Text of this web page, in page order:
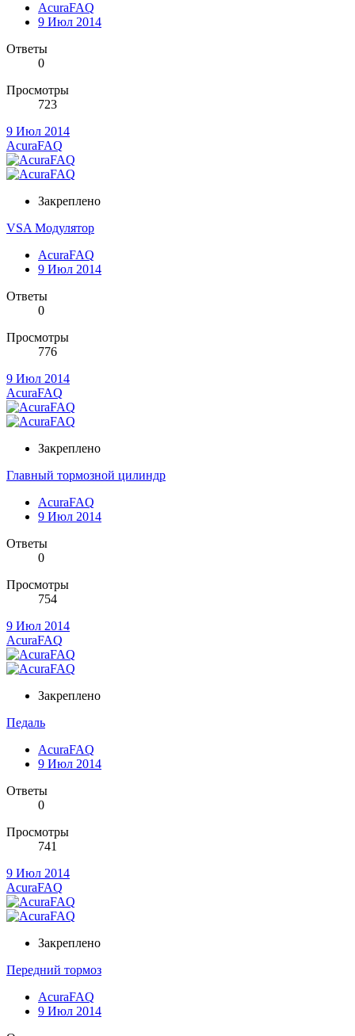
AcuraFAQ
9 Июл 2014
Ответы
0
Просмотры
723
9 Июл 2014
AcuraFAQ
Закреплено
VSA Модулятор
AcuraFAQ
9 Июл 2014
Ответы
0
Просмотры
776
9 Июл 2014
AcuraFAQ
Закреплено
Главный тормозной цилиндр
AcuraFAQ
9 Июл 2014
Ответы
0
Просмотры
754
9 Июл 2014
AcuraFAQ
Закреплено
Педаль
AcuraFAQ
9 Июл 2014
Ответы
0
Просмотры
741
9 Июл 2014
AcuraFAQ
Закреплено
Передний тормоз
AcuraFAQ
9 Июл 2014